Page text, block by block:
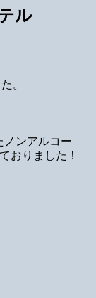
ル
。
ノンアルコー
おりました！